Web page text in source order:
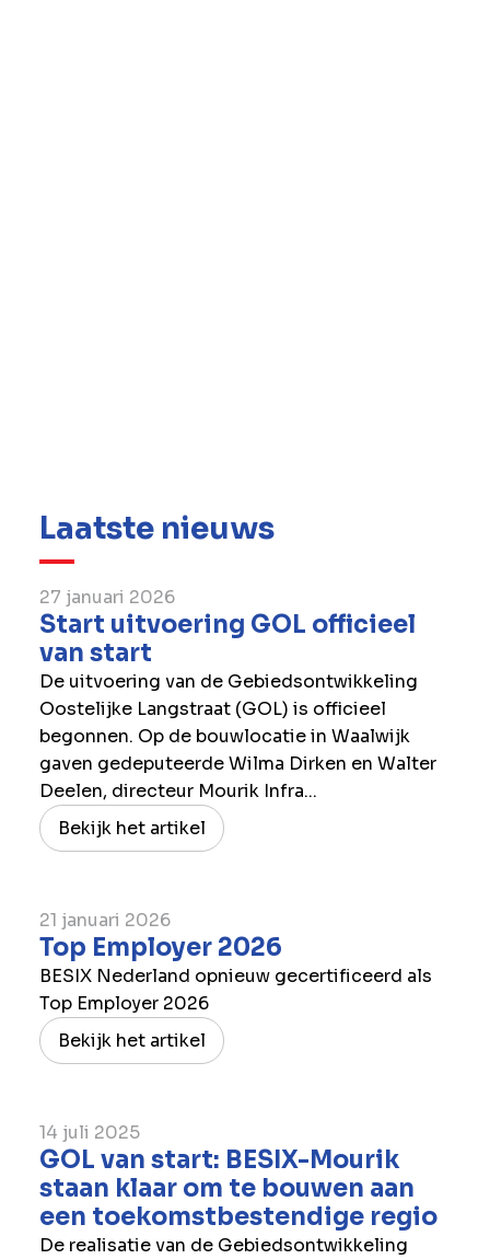
Laatste nieuws
27 januari 2026
Start uitvoering GOL officieel
van start
De uitvoering van de Gebiedsontwikkeling
Oostelijke Langstraat (GOL) is officieel
begonnen. Op de bouwlocatie in Waalwijk
gaven gedeputeerde Wilma Dirken en Walter
Deelen, directeur Mourik Infra...
Bekijk het artikel
21 januari 2026
Top Employer 2026
BESIX Nederland opnieuw gecertificeerd als
Top Employer 2026
Bekijk het artikel
14 juli 2025
GOL van start: BESIX-Mourik
staan klaar om te bouwen aan
een toekomstbestendige regio
De realisatie van de Gebiedsontwikkeling